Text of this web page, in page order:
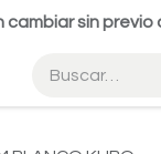
sin previo